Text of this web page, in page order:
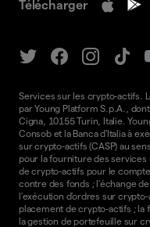
Télécharger
Services sur les crypto-actifs.
par Young Platform S.p.A.,
Cigna, 10155 Turin, Italie.
Consob et la Banca d'Italia à
sur crypto-actifs (CASP) au
pour la fourniture des services
de crypto-actifs pour le
contre des fonds ; l'échange
l'exécution d'ordres sur
placement de crypto-actifs ; la
la gestion de portefeuille sur